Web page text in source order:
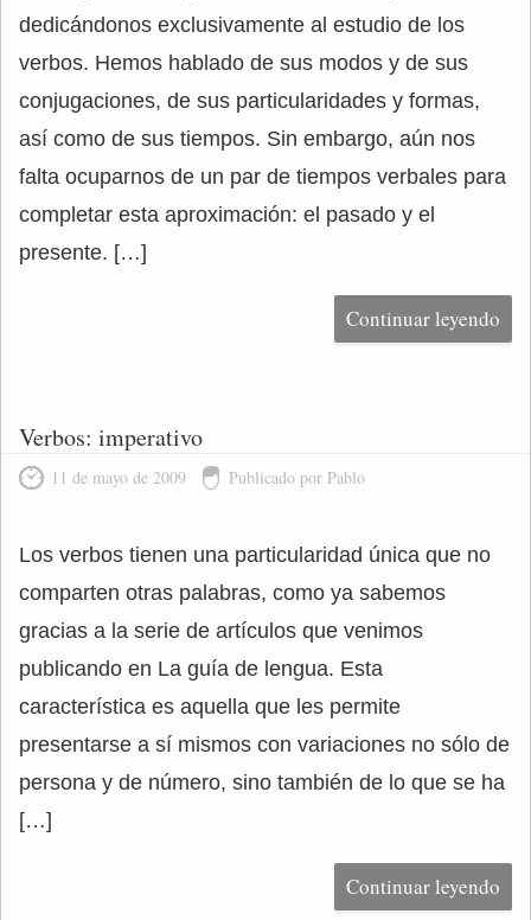
dedicándonos exclusivamente al estudio de los
verbos. Hemos hablado de sus modos y de sus
conjugaciones, de sus particularidades y formas,
así como de sus tiempos. Sin embargo, aún nos
falta ocuparnos de un par de tiempos verbales para
completar esta aproximación: el pasado y el
presente. […]
Continuar leyendo
Verbos: imperativo
11 de mayo de 2009 Publicado por Pablo
Los verbos tienen una particularidad única que no
comparten otras palabras, como ya sabemos
gracias a la serie de artículos que venimos
publicando en La guía de lengua. Esta
característica es aquella que les permite
presentarse a sí mismos con variaciones no sólo de
persona y de número, sino también de lo que se ha
[…]
Continuar leyendo